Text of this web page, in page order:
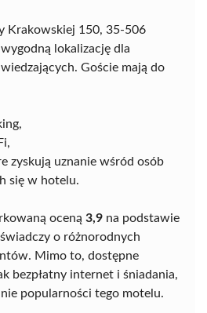
Krakowskiej 150, 35-506
lokalizację dla
Goście mają do
zyskują uznanie wśród osób
się w hotelu.
oceną 3,9 na podstawie
o różnorodnych
Mimo to, dostępne
bezpłatny internet i śniadania,
popularności tego motelu.